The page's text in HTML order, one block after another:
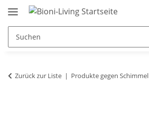
Zurück zur Liste Produkte gegen Schimmel